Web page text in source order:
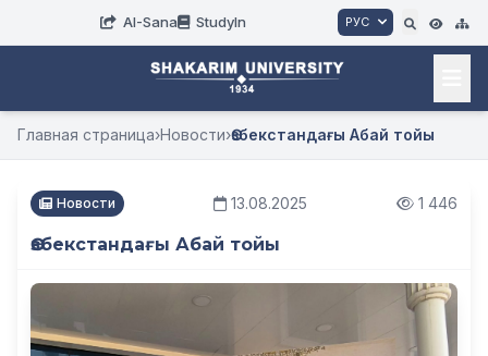
AI-Sana StudyIn РУС
Главная страница›Новости›Өзбекстандағы Абай тойы
Новости 13.08.2025 1 446
Өзбекстандағы Абай тойы